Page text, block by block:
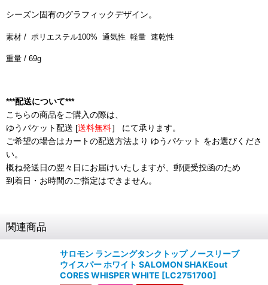
シーズン固有のグラフィックデザイン。
素材 / ポリエステル100% 通気性 軽量 速乾性
重量 / 69g
***配送について***
こちらの商品をご購入の際は、
ゆうパケット配送 [送料無料］ にて承ります。
ご希望の場合はカートの配送方法より ゆうパケット をお選びくださ
い。
概ね発送日の翌々日にお届けいたしますが、郵便受投函のため
到着日・お時間のご指定はできません。
関連商品
サロモン ランニングタンクトップ ノースリーブ
ウイスパー ホワイト SALOMON SHAKEout
CORES WHISPER WHITE [LC2751700]